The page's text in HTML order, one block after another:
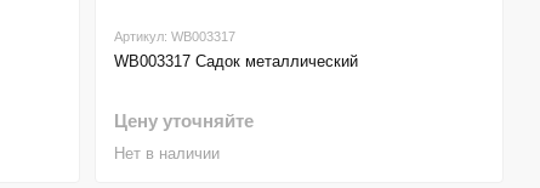
Артикул: WB003317
WB003317 Садок металлический
Цену уточняйте
Нет в наличии